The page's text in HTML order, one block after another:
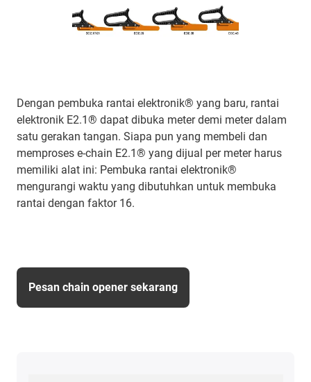
Dengan pembuka rantai elektronik® yang baru, rantai
elektronik E2.1® dapat dibuka meter demi meter dalam
satu gerakan tangan. Siapa pun yang membeli dan
memproses e-chain E2.1® yang dijual per meter harus
memiliki alat ini: Pembuka rantai elektronik®
mengurangi waktu yang dibutuhkan untuk membuka
rantai dengan faktor 16.
Pesan chain opener sekarang